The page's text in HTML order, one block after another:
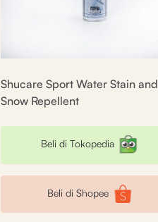
Shucare Sport Water Stain and
Snow Repellent
Beli di Tokopedia
Beli di Shopee